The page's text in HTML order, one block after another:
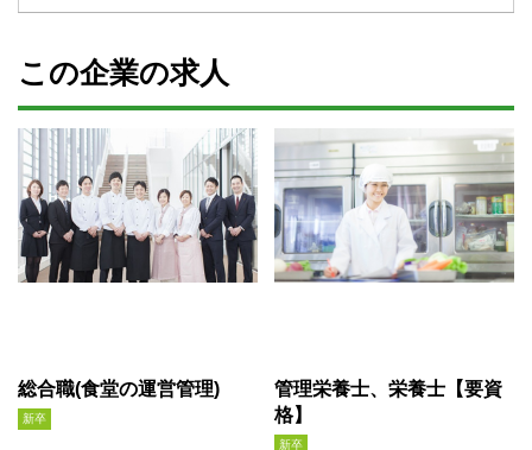
この企業の求人
総合職(食堂の運営管理)
新卒
管理栄養士、栄養士【要資
格】
新卒